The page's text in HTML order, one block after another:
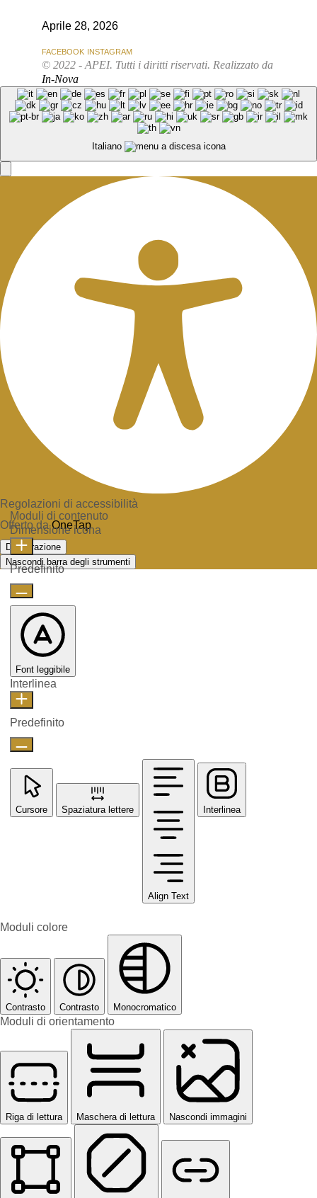
Aprile 28, 2026
FACEBOOK INSTAGRAM
© 2022 - APEI. Tutti i diritti riservati. Realizzato da
In-Nova
Italiano
Regolazioni di accessibilità
Offerto daOneTap
Dichiarazione
Nascondi barra degli strumenti
Moduli di contenuto
Dimensione icona
Predefinito
Font leggibile
Interlinea
Predefinito
Cursore Spaziatura lettere
Align Text
Interlinea
Moduli colore
Contrasto Contrasto Monocromatico
Moduli di orientamento
Riga di lettura Maschera di lettura Nascondi immagini